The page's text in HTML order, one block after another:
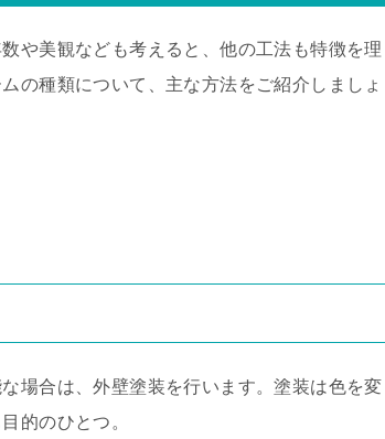
や美観なども考えると、他の工法も特徴を理
の種類について、主な方法をご紹介しましょ
場合は、外壁塗装を行います。塗装は色を変
的のひとつ。